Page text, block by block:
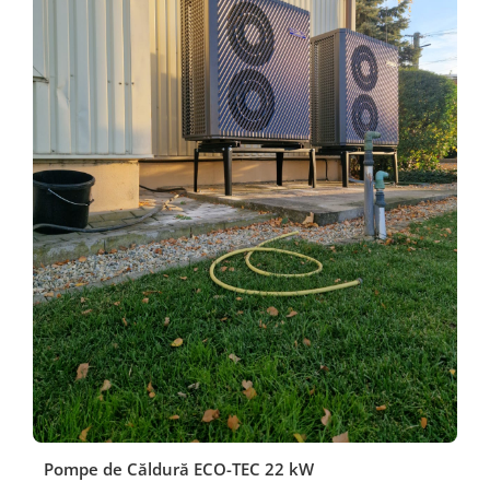
Pompe de Căldură ECO-TEC 22 kW